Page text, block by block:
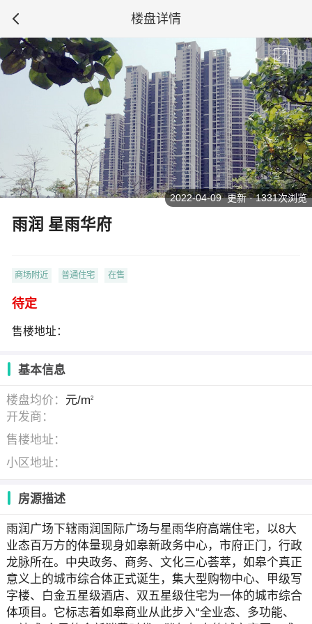
楼盘详情
雨润 星雨华府
商场附近 普通住宅 在售
待定
售楼地址：
2022-04-09 更新 · 1331次浏览
基本信息
楼盘均价： 元/m2
开发商：
售楼地址：
小区地址：
房源描述
雨润广场下辖雨润国际广场与星雨华府高端住宅，以8大
业态百万方的体量现身如皋新政务中心，市府正门，行政
龙脉所在。中央政务、商务、文化三心荟萃，如皋个真正
意义上的城市综合体正式诞生，集大型购物中心、甲级写
字楼、白金五星级酒店、双五星级住宅为一体的城市综合
体项目。它标志着如皋商业从此步入“全业态、多功能、